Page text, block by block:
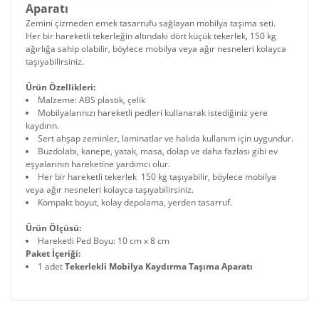
Aparatı
Zemini çizmeden emek tasarrufu sağlayan mobilya taşıma seti.
Her bir hareketli tekerleğin altındaki dört küçük tekerlek, 150 kg
ağırlığa sahip olabilir, böylece mobilya veya ağır nesneleri kolayca
taşıyabilirsiniz.
Ürün Özellikleri:
Malzeme: ABS plastik, çelik
Mobilyalarınızı hareketli pedleri kullanarak istediğiniz yere
kaydırın.
Sert ahşap zeminler, laminatlar ve halıda kullanım için uygundur.
Buzdolabı, kanepe, yatak, masa, dolap ve daha fazlası gibi ev
eşyalarının hareketine yardımcı olur.
Her bir hareketli tekerlek 150 kg taşıyabilir, böylece mobilya
veya ağır nesneleri kolayca taşıyabilirsiniz.
Kompakt boyut, kolay depolama, yerden tasarruf.
Ürün Ölçüsü:
Hareketli Ped Boyu: 10 cm x 8 cm
Paket İçeriği:
1 adetTekerlekli Mobilya Kaydırma Taşıma Aparatı